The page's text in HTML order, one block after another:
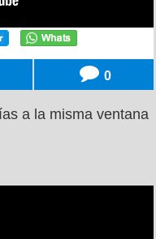
0
a la misma ventana